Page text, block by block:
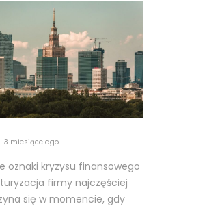
3 miesiące ago
oznaki kryzysu finansowego
firmy najczęściej
się w momencie, gdy